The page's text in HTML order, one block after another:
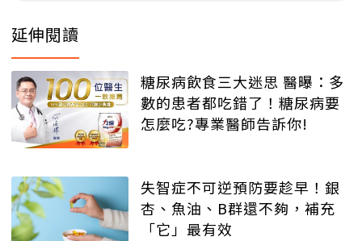
延伸閱讀
糖尿病飲食三大迷思 醫曝：多
數的患者都吃錯了！糖尿病要
怎麼吃?專業醫師告訴你!
失智症不可逆預防要趁早！銀
杏、魚油、B群還不夠，補充
「它」最有效